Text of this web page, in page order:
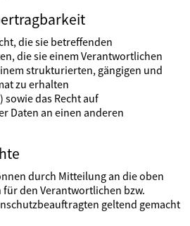
die sie betreffenden
die sie einem Verantwortlichen
strukturierten, gängigen und
zu erhalten
das Recht auf
Daten an einen anderen
durch Mitteilung an die oben
den Verantwortlichen bzw.
geltend gemacht